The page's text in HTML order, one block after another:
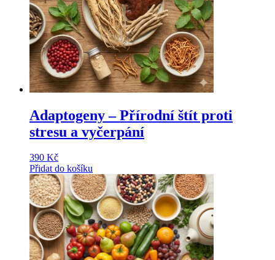
Adaptogeny – Přírodní štít proti
stresu a vyčerpání
390 Kč
Přidat do košíku